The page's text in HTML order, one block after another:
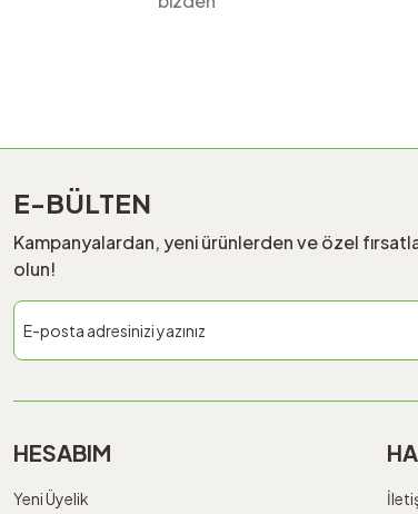
E-BÜLTEN
Kampanyalardan, yeni ürünlerden ve özel
olun!
HESABIM
Yeni Üyelik